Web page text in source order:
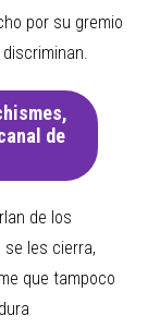
por su gremio
de
de los
les cierra,
que tampoco